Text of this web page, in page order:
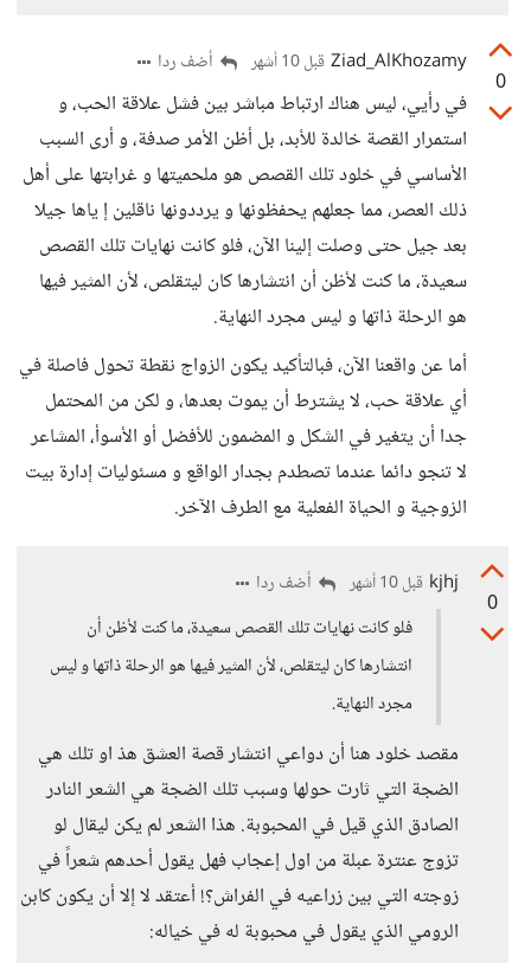
0
Ziad_AlKhozamy قبل 10 أشهر أضف ردا
في رأيي، ليس هناك ارتباط مباشر بين فشل علاقة الحب، و
استمرار القصة خالدة للأبد، بل أظن الأمر صدفة، و أرى السبب
الأساسي في خلود تلك القصص هو ملحميتها و غرابتها على أهل
ذلك العصر، مما جعلهم يحفظونها و يرددونها ناقلين إ ياها جيلا
بعد جيل حتى وصلت إلينا الآن، فلو كانت نهايات تلك القصص
سعيدة، ما كنت لأظن أن انتشارها كان ليتقلص، لأن المثير فيها
هو الرحلة ذاتها و ليس مجرد النهاية.
أما عن واقعنا الآن، فبالتأكيد يكون الزواج نقطة تحول فاصلة في
أي علاقة حب، لا يشترط أن يموت بعدها، و لكن من المحتمل
جدا أن يتغير في الشكل و المضمون للأفضل أو الأسوأ، المشاعر
لا تنجو دائما عندما تصطدم بجدار الواقع و مسئوليات إدارة بيت
الزوجية و الحياة الفعلية مع الطرف الآخر.
0
kjhj قبل 10 أشهر
أضف ردا
فلو كانت نهايات تلك القصص سعيدة، ما كنت لأظن أن
انتشارها كان ليتقلص، لأن المثير فيها هو الرحلة ذاتها و ليس
مجرد النهاية.
مقصد خلود هنا أن دواعي انتشار قصة العشق هذ او تلك هي
الضجة التي ثارت حولها وسبب تلك الضجة هي الشعر النادر
الصادق الذي قيل في المحبوبة. هذا الشعر لم يكن ليقال لو
تزوج عنترة عبلة من اول إعجاب فهل يقول أحدهم شعراً في
زوجته التي بين زراعيه في الفراش؟! أعتقد لا إلا أن يكون كابن
الرومي الذي يقول في محبوبة له في خياله: